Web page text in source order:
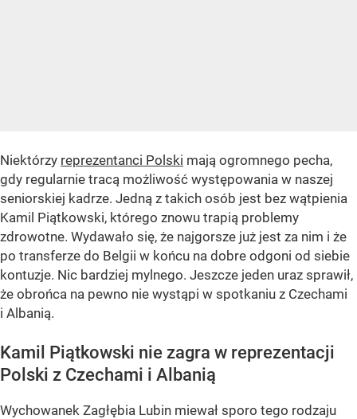
Niektórzy reprezentanci Polski mają ogromnego pecha,
gdy regularnie tracą możliwość występowania w naszej
seniorskiej kadrze. Jedną z takich osób jest bez wątpienia
Kamil Piątkowski, którego znowu trapią problemy
zdrowotne. Wydawało się, że najgorsze już jest za nim i że
po transferze do Belgii w końcu na dobre odgoni od siebie
kontuzje. Nic bardziej mylnego. Jeszcze jeden uraz sprawił,
że obrońca na pewno nie wystąpi w spotkaniu z Czechami
i Albanią.
Kamil Piątkowski nie zagra w reprezentacji
Polski z Czechami i Albanią
Wychowanek Zagłębia Lubin miewał sporo tego rodzaju